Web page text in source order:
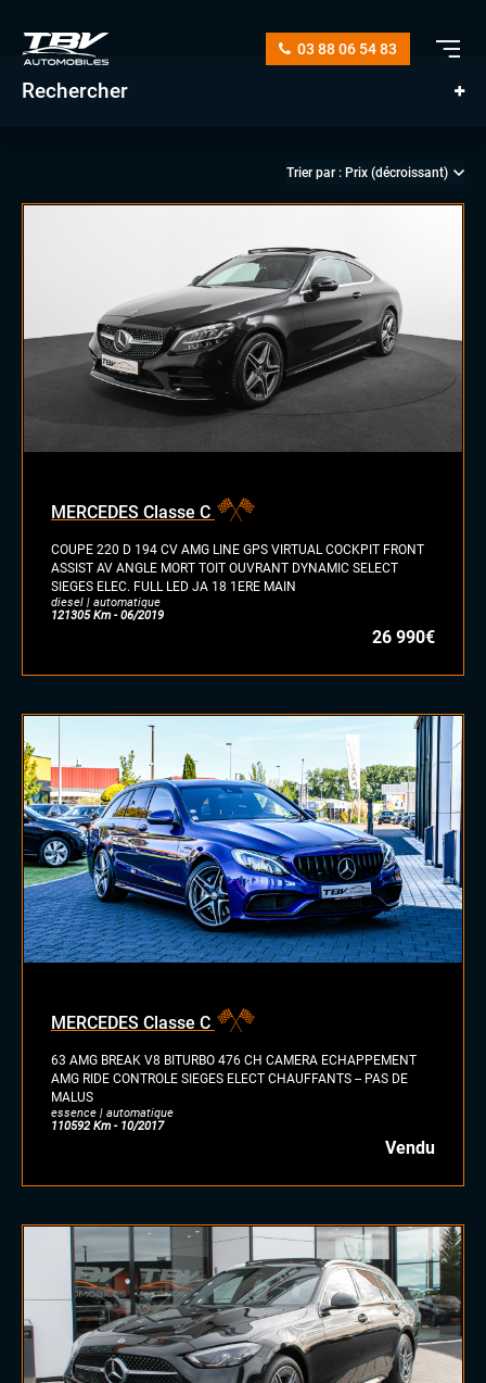
03 88 06 54 83
Rechercher
manuelle
automatique
électrique
GPL
autre
MERCEDES Classe C
COUPE 220 D 194 CV AMG LINE GPS VIRTUAL COCKPIT FRONT
ASSIST AV ANGLE MORT TOIT OUVRANT DYNAMIC SELECT
SIEGES ELEC. FULL LED JA 18 1ERE MAIN
diesel | automatique
121305 Km - 06/2019
26 990€
MERCEDES Classe C
63 AMG BREAK V8 BITURBO 476 CH CAMERA ECHAPPEMENT
AMG RIDE CONTROLE SIEGES ELECT CHAUFFANTS -- PAS DE
MALUS
essence | automatique
110592 Km - 10/2017
Vendu